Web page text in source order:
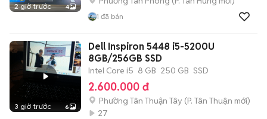
2 giờ trước 4
1 đã bán
3 giờ trước 6
Dell Inspiron 5448 i5-5200U
8GB/256GB SSD
Intel Core i5 8 GB 250 GB SSD
2.600.000 đ
Phường Tân Thuận Tây (P. Tân Thuận mới)
27